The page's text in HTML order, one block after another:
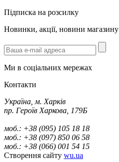
Підписка на розсилку
Новинки, акції, новини магазину
Ми в соціальних мережах
Контакти
Україна, м. Харків
пр. Героїв Харкова, 179Б
моб.: +38 (095) 105 18 18
моб.: +38 (097) 850 06 58
моб.: +38 (066) 001 54 15
Створення сайту wu.ua